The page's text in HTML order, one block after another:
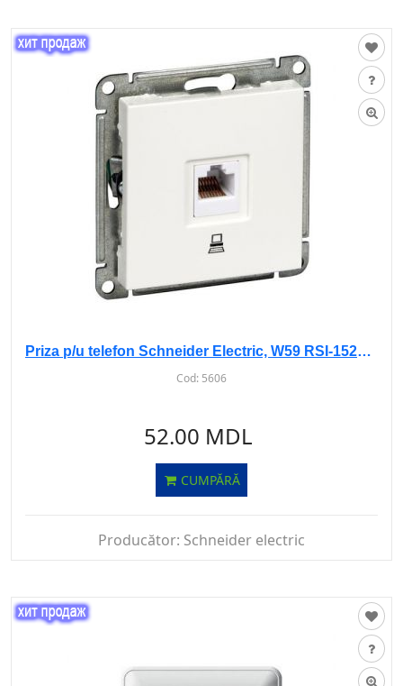
Priza p/u telefon Schneider Electric, W59 RSI-152T-1-86 fara rama IP20, Alba
Cod: 5606
52.00 MDL
CUMPĂRĂ
Producător: Schneider electric